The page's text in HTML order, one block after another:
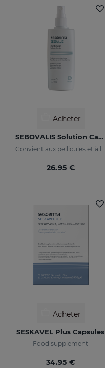
Acheter
SEBOVALIS Solution Capillaire
26.95 €
Acheter
SESKAVEL Plus Capsules
Food supplement
34.95 €